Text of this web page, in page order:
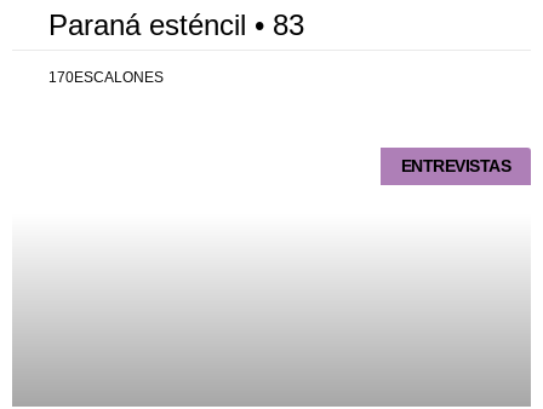
Paraná esténcil • 83
170ESCALONES
ENTREVISTAS